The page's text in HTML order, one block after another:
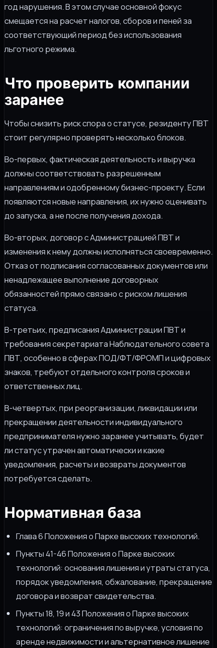
год нарушения. В этом случае основной фокус
смещается на расчет налогов, сборов и пеней за
соответствующий период без использования
льготного режима.
Что проверить компании
заранее
Чтобы снизить риск спора о статусе, резиденту ПВТ
стоит регулярно проверять несколько блоков.
Во-первых, фактическая деятельность и выручка
должны соответствовать разрешенным
направлениям и одобренному бизнес-проекту. Если
появляются новые направления, их нужно оценивать
до запуска, а не после получения дохода.
Во-вторых, договор с Администрацией ПВТ и
изменения к нему должны исполняться своевременно.
Отказ от подписания согласованных документов или
ненадлежащее выполнение договорных
обязанностей прямо связано с риском лишения
статуса.
В-третьих, предписания Администрации ПВТ и
требования секретариата Наблюдательного совета
ПВТ, особенно в сферах ПОД/ФТ/ФРОМП и цифровых
знаков, требуют отдельного контроля сроков и
ответственных лиц.
В-четвертых, при реорганизации, ликвидации или
прекращении деятельности индивидуального
предпринимателя нужно заранее учитывать, будет
ли статус утрачен автоматически и какие
уведомления, расчеты и возвраты документов
потребуется сделать.
Нормативная база
Глава 6 Положения о Парке высоких технологий.
Пункты 41-46 Положения о Парке высоких
технологий: основания лишения и утраты статуса,
порядок уведомления, обжалование, прекращение
договора и возврат свидетельства.
Пункты 18, 19 и 43 Положения о Парке высоких
технологий: ограничения по выручке, условия по
аренде недвижимости и альтернативное лишение